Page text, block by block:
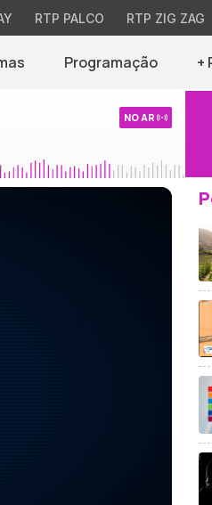
RTP PALCO RTP ZIG ZAG
Programação +
NO AR